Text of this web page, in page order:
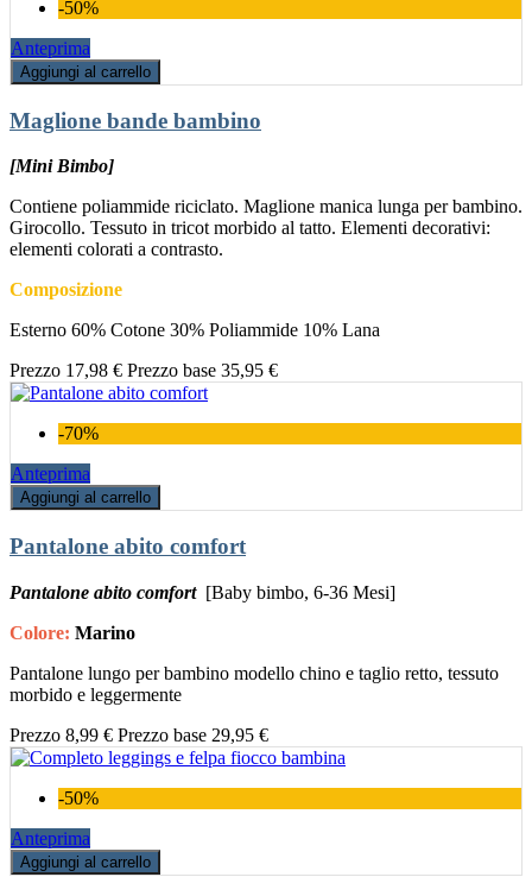
-50%
Anteprima
Aggiungi al carrello
Maglione bande bambino
[Mini Bimbo]
Contiene poliammide riciclato. Maglione manica lunga per bambino.
Girocollo. Tessuto in tricot morbido al tatto. Elementi decorativi:
elementi colorati a contrasto.
Composizione
Esterno 60% Cotone 30% Poliammide 10% Lana
Prezzo 17,98 € Prezzo base 35,95 €
-70%
Anteprima
Aggiungi al carrello
Pantalone abito comfort
Pantalone abito comfort[Baby bimbo, 6-36 Mesi]
Colore: Marino
Pantalone lungo per bambino modello chino e taglio retto, tessuto
morbido e leggermente
Prezzo 8,99 € Prezzo base 29,95 €
-50%
Anteprima
Aggiungi al carrello